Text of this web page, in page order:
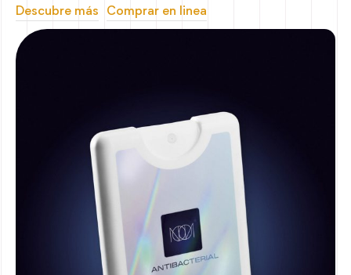
Descubre más Comprar en linea